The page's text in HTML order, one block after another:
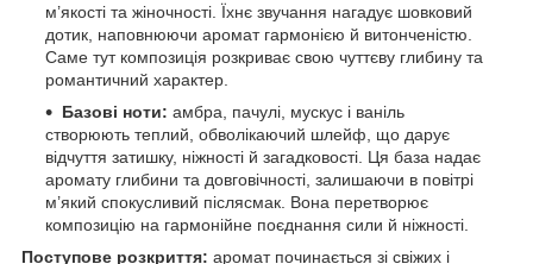
м’якості та жіночності. Їхнє звучання нагадує шовковий
дотик, наповнюючи аромат гармонією й витонченістю.
Саме тут композиція розкриває свою чуттєву глибину та
романтичний характер.
Базові ноти: амбра, пачулі, мускус і ваніль
створюють теплий, обволікаючий шлейф, що дарує
відчуття затишку, ніжності й загадковості. Ця база надає
аромату глибини та довговічності, залишаючи в повітрі
м’який спокусливий післясмак. Вона перетворює
композицію на гармонійне поєднання сили й ніжності.
Поступове розкриття: аромат починається зі свіжих і